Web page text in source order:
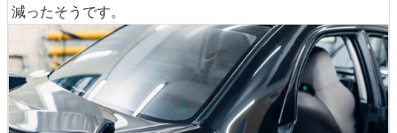
減ったそうです。